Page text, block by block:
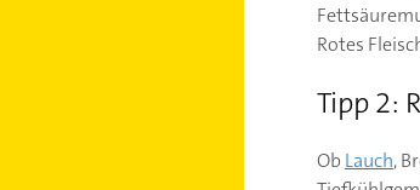
Rotes
Tipp 2:
Ob Lauch,